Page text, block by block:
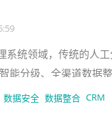
系统领域，传统的人
能分级、全渠道数据
化周期缩短
数据安全 数据整合 CRM